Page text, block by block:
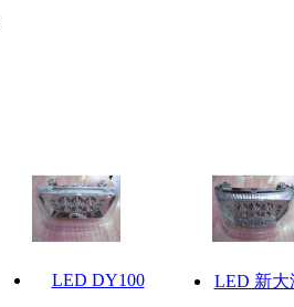
LED DY100 LED 新大